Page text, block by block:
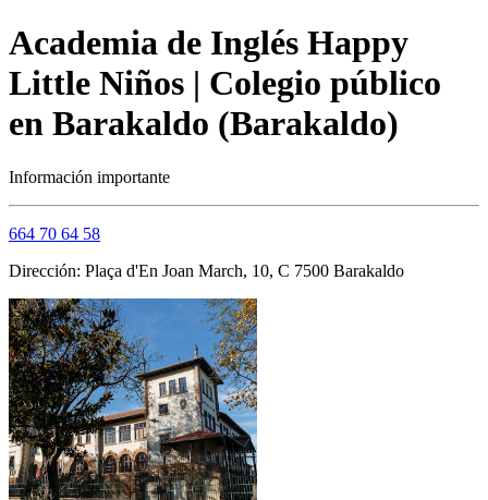
Academia de Inglés Happy
Little Niños | Colegio público
en Barakaldo (Barakaldo)
Información importante
664 70 64 58
Dirección: Plaça d'En Joan March, 10, C 7500 Barakaldo